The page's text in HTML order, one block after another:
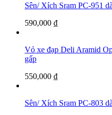
Sên/ Xích Sram PC-951
590,000 ₫
Vỏ xe đạp Deli Aramid
gấp
550,000 ₫
Sên/ Xích Sram PC-803